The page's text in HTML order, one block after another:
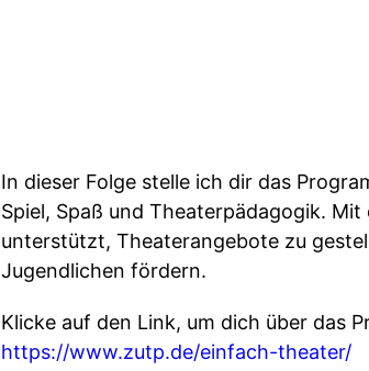
In dieser Folge stelle ich dir das
Spiel, Spaß und Theaterpädagogik.
unterstützt, Theaterangebote zu
Jugendlichen fördern.
Klicke auf den Link, um dich über das
https://www.zutp.de/einfach-theater/